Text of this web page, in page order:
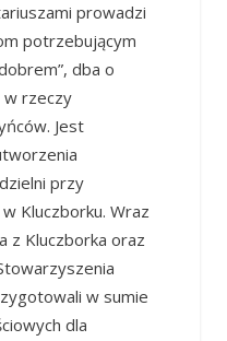
prowadzi
potrzebującym
dba o
w rzeczy
Jest
przy
Kluczborku. Wraz
z Kluczborka oraz
w sumie
dla